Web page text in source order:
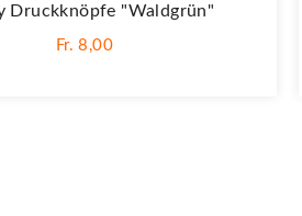
Druckknöpfe "Waldgrün"
Fr. 8,00